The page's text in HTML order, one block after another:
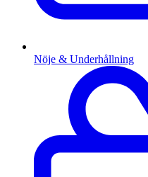
Nöje & Underhållning